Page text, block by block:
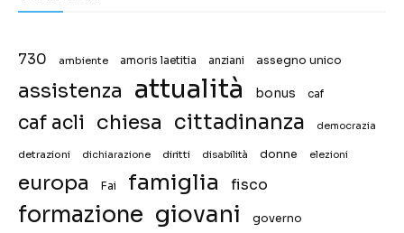
730 ambiente amoris laetitia anziani assegno unico
assistenza attualità bonus caf
caf acli chiesa cittadinanza democrazia
detrazioni dichiarazione diritti disabilità donne elezioni
europa Fai famiglia fisco
formazione giovani governo